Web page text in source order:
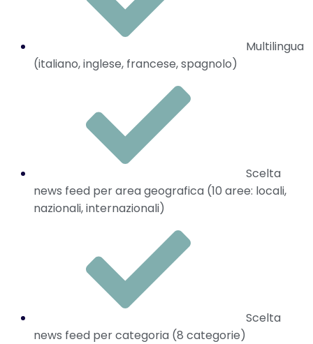
Multilingua
(italiano, inglese, francese, spagnolo)
Scelta
news feed per area geografica (10 aree: locali,
nazionali, internazionali)
Scelta
news feed percategoria (8 categorie)